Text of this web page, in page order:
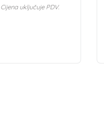
Cijena uključuje PDV.